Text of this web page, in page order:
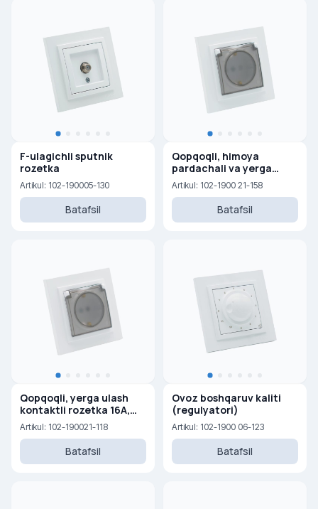
F-ulagichli sputnik
rozetka
Artikul: 102-190005-130
Batafsil
Qopqoqli, himoya
pardachali va yerga
ulash kontaktli rozetka
16A, 250 V
Artikul: 102-1900 21-158
Batafsil
Qopqoqli, yerga ulash
kontaktli rozetka 16A,
250 V
Artikul: 102-190021-118
Batafsil
Ovoz boshqaruv kaliti
(regulyatori)
Artikul: 102-1900 06-123
Batafsil